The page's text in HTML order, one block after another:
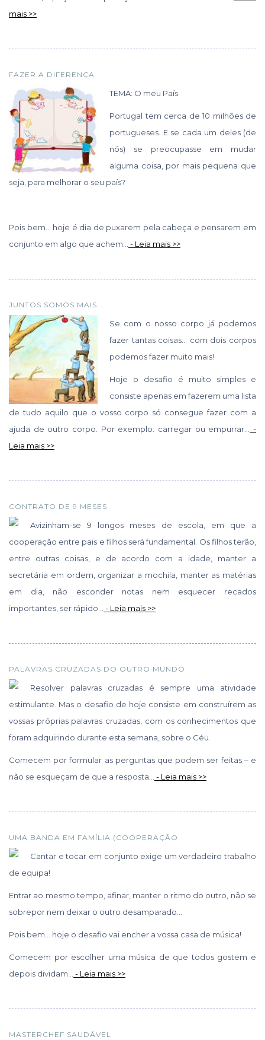
mais >>
FAZER A DIFERENÇA
TEMA: O meu País
Portugal tem cerca de 10 milhões de
portugueses. E se cada um deles (de
nós) se preocupasse em mudar
alguma coisa, por mais pequena que
seja, para melhorar o seu país?
Pois bem… hoje é dia de puxarem pela cabeça e pensarem em
conjunto em algo que achem... - Leia mais >>
JUNTOS SOMOS MAIS...
Se com o nosso corpo já podemos
fazer tantas coisas… com dois corpos
podemos fazer muito mais!
Hoje o desafio é muito simples e
consiste apenas em fazerem uma lista
de tudo aquilo que o vosso corpo só consegue fazer com a
ajuda de outro corpo. Por exemplo: carregar ou empurrar... -
Leia mais >>
CONTRATO DE 9 MESES
Avizinham-se 9 longos meses de escola, em que a
cooperação entre pais e filhos será fundamental. Os filhos terão,
entre outras coisas, e de acordo com a idade, manter a
secretária em ordem, organizar a mochila, manter as matérias
em dia, não esconder notas nem esquecer recados
importantes, ser rápido... - Leia mais >>
PALAVRAS CRUZADAS DO OUTRO MUNDO
Resolver palavras cruzadas é sempre uma atividade
estimulante. Mas o desafio de hoje consiste em construírem as
vossas próprias palavras cruzadas, com os conhecimentos que
foram adquirindo durante esta semana, sobre o Céu.
Comecem por formular as perguntas que podem ser feitas – e
não se esqueçam de que a resposta... - Leia mais >>
UMA BANDA EM FAMÍLIA (COOPERAÇÃO
Cantar e tocar em conjunto exige um verdadeiro trabalho
de equipa!
Entrar ao mesmo tempo, afinar, manter o ritmo do outro, não se
sobrepor nem deixar o outro desamparado…
Pois bem… hoje o desafio vai encher a vossa casa de música!
Comecem por escolher uma música de que todos gostem e
depois dividam... - Leia mais >>
MASTERCHEF SAUDÁVEL